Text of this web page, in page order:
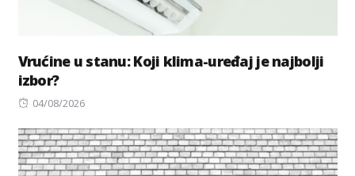
Vrućine u stanu: Koji klima-uređaj je najbolji
izbor?
Posted
04/08/2026